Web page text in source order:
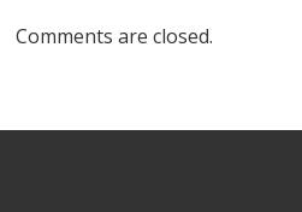
Comments are closed.